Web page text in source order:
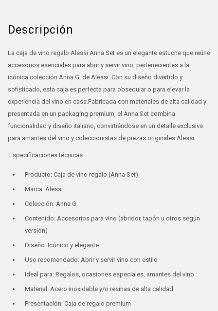
Descripción
La caja de vino regalo Alessi Anna Set es un elegante estuche que reúne
accesorios esenciales para abrir y servir vino, pertenecientes a la
icónica colección Anna G. de Alessi. Con su diseño divertido y
sofisticado, esta caja es perfecta para obsequiar o para elevar la
experiencia del vino en casa.Fabricada con materiales de alta calidad y
presentada en un packaging premium, el Anna Set combina
funcionalidad y diseño italiano, convirtiéndose en un detalle exclusivo
para amantes del vino y coleccionistas de piezas originales Alessi.
Especificaciones técnicas
Producto: Caja de vino regalo (Anna Set)
Marca: Alessi
Colección: Anna G.
Contenido: Accesorios para vino (abridor, tapón u otros según
versión)
Diseño: Icónico y elegante
Uso recomendado: Abrir y servir vino con estilo
Ideal para: Regalos, ocasiones especiales, amantes del vino
Material: Acero inoxidable y/o resinas de alta calidad
Presentación: Caja de regalo premium